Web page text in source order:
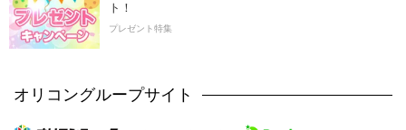
ト！
プレゼント特集
オリコングループサイト